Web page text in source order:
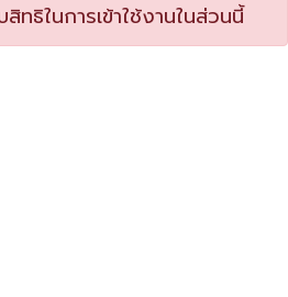
ทธิในการเข้าใช้งานในส่วนนี้